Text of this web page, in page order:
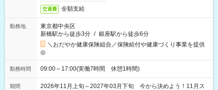
交通費 全額支給
勤務地
東京都中央区
新橋駅から徒歩3分 / 銀座駅から徒歩6分
＼おだやか健康保険組合／保険給付や健康づくり事業を提供
◎
勤務時間 09:00～17:00(実働7時間 休憩1時間)
期間
2026年11月上旬～2027年03月下旬 今から決めよう！11月ス